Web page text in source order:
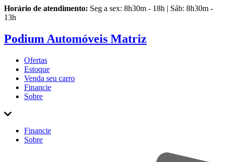
Horário de atendimento: Seg a sex: 8h30m - 18h | Sáb: 8h30m -
13h
Podium Automóveis Matriz
Ofertas
Estoque
Venda seu carro
Financie
Sobre
Financie
Sobre